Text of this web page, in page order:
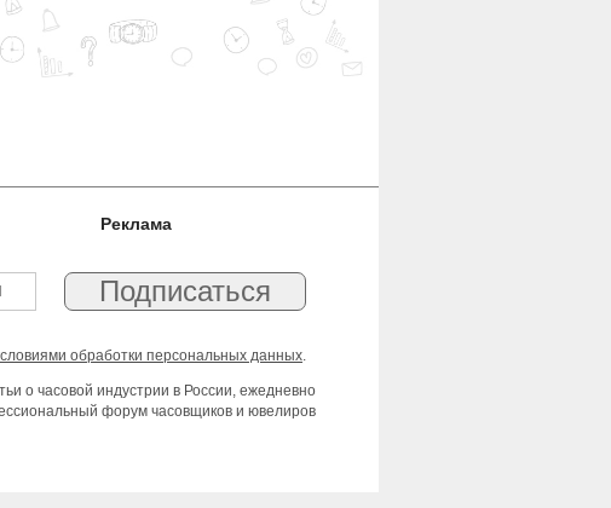
Реклама
обработки персональных данных.
о часовой индустрии в России, ежедневно
форум часовщиков и ювелиров